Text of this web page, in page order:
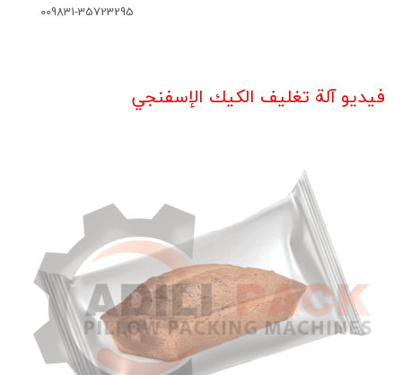
009831-35723295
فيديو آلة تغليف الكيك الإسفنجي